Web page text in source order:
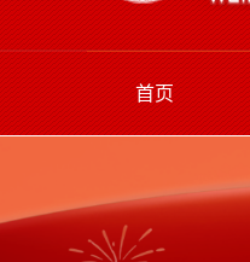
首页